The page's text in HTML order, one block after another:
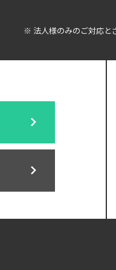
※ 法人様のみのご対応と